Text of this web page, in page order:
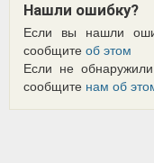
Нашли ошибку?
Если вы нашли
сообщите об этом
Если не
сообщите нам об